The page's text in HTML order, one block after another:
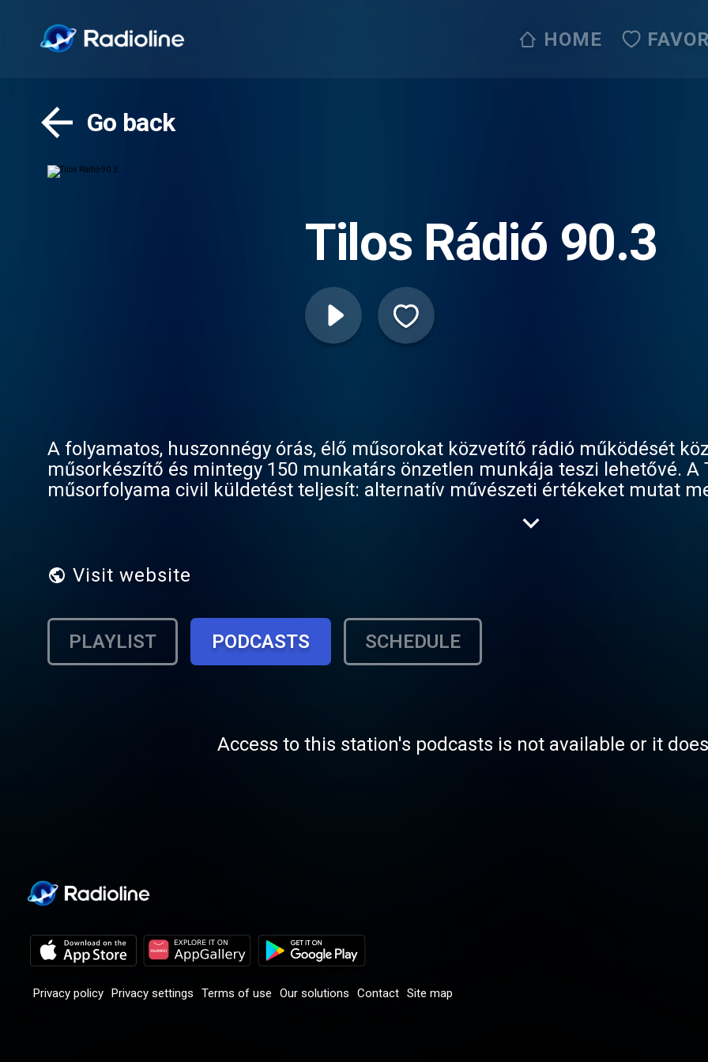
HOME
Go back
Tilos Rádió 90.3
A folyamatos, huszonnégy órás, élő műsorokat közvetítő rádió működését közel 380 önkéntes
műsorkészítő és mintegy 150 munkatárs önzetlen munkája teszi lehetővé. A Tilos interaktív
műsorfolyama civil küldetést teljesít: alternatív művészeti értékeket mutat meg, ösztönzi a társadalmi
Visit website
PLAYLIST PODCASTS SCHEDULE
Access to this station's podcasts is not available or it
Privacy policy Privacy settings Terms of use Our solutions Contact Site map